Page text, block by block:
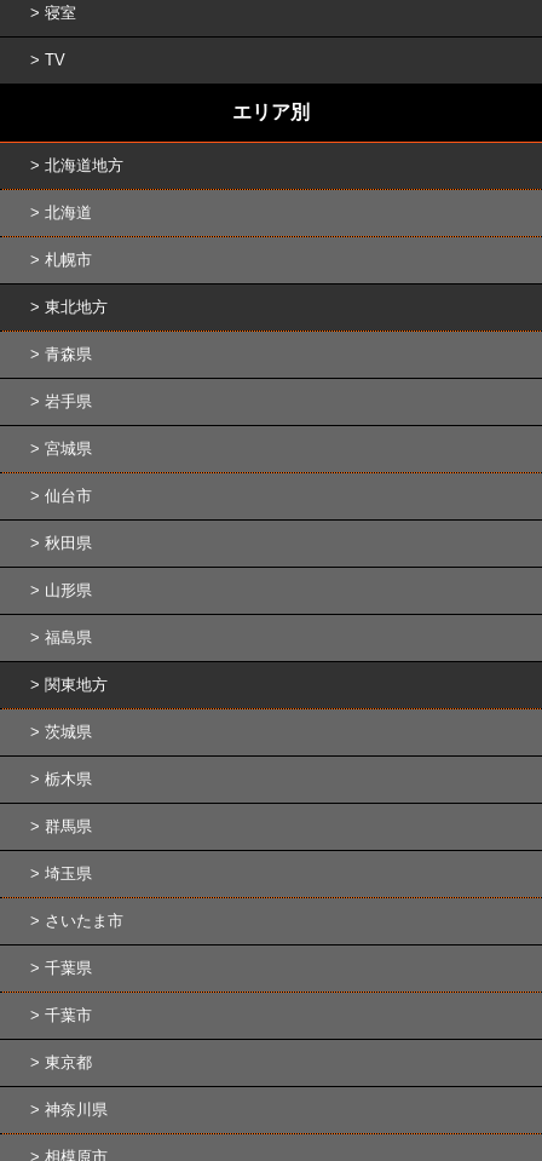
寝室
TV
エリア別
北海道地方
北海道
札幌市
東北地方
青森県
岩手県
宮城県
仙台市
秋田県
山形県
福島県
関東地方
茨城県
栃木県
群馬県
埼玉県
さいたま市
千葉県
千葉市
東京都
神奈川県
相模原市